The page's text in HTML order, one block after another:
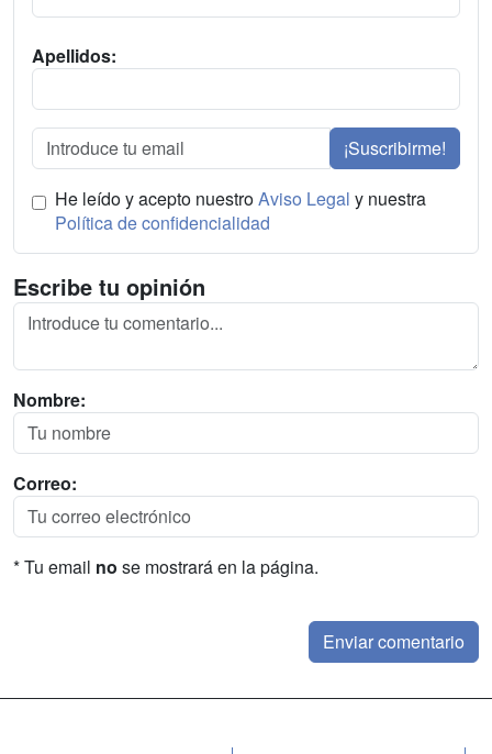
Apellidos:
¡Suscribirme!
He leído y acepto nuestroAviso Legal y nuestra
Política de confidencialidad
Escribe tu opinión
Nombre:
Correo:
* Tu email no se mostrará en la página.